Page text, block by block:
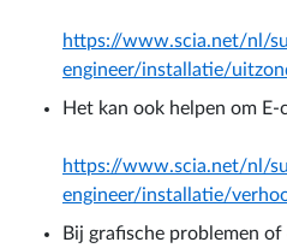
https://www.scia.net/nl/
engineer/installatie/
Het kan ook helpen om
https://www.scia.net/nl/
engineer/installatie/
Bij grafische problemen of